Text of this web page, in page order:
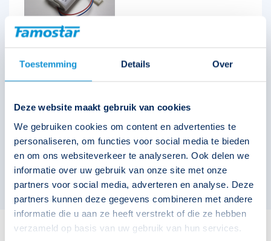
Toestemming Details Over
Deze website maakt gebruik van cookies
We gebruiken cookies om content en advertenties te
personaliseren, om functies voor social media te bieden
en om ons websiteverkeer te analyseren. Ook delen we
informatie over uw gebruik van onze site met onze
partners voor social media, adverteren en analyse. Deze
partners kunnen deze gegevens combineren met andere
informatie die u aan ze heeft verstrekt of die ze hebben
verzameld op basis van uw gebruik van hun services.
Accuset 2VTD70 (2,4V 4Ah)
122622